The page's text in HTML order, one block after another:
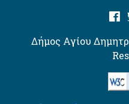
Δήμος Αγίου